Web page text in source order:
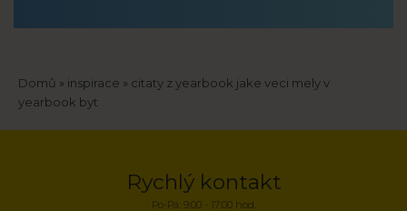
Drobečková
navigace
Domů inspirace
citaty z yearbook jake veci mely v
yearbook byt
Rychlý kontakt
Po-Pá: 9:00 - 17:00 hod.